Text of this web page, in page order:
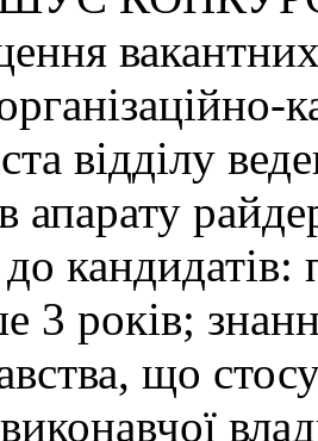
відділу
апарату
кандидатів:
3 років;
що